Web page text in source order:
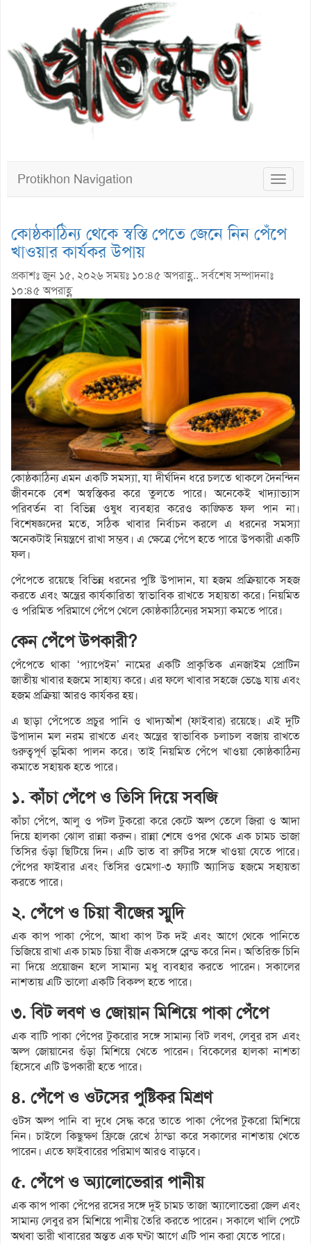
Toggle
Protikhon Navigation
কোষ্ঠকাঠিন্য থেকে স্বস্তি পেতে জেনে নিন পেঁপে
খাওয়ার কার্যকর উপায়
প্রকাশঃ জুন ১৫, ২০২৬ সময়ঃ ১০:৪৫ অপরাহ্ণ.. সর্বশেষ সম্পাদনাঃ
১০:৪৫ অপরাহ্ণ
কোষ্ঠকাঠিন্য এমন একটি সমস্যা, যা দীর্ঘদিন ধরে চলতে থাকলে দৈনন্দিন
জীবনকে বেশ অস্বস্তিকর করে তুলতে পারে। অনেকেই খাদ্যাভ্যাস
পরিবর্তন বা বিভিন্ন ওষুধ ব্যবহার করেও কাঙ্ক্ষিত ফল পান না।
বিশেষজ্ঞদের মতে, সঠিক খাবার নির্বাচন করলে এ ধরনের সমস্যা
অনেকটাই নিয়ন্ত্রণে রাখা সম্ভব। এ ক্ষেত্রে পেঁপে হতে পারে উপকারী একটি
ফল।
পেঁপেতে রয়েছে বিভিন্ন ধরনের পুষ্টি উপাদান, যা হজম প্রক্রিয়াকে সহজ
করতে এবং অন্ত্রের কার্যকারিতা স্বাভাবিক রাখতে সহায়তা করে। নিয়মিত
ও পরিমিত পরিমাণে পেঁপে খেলে কোষ্ঠকাঠিন্যের সমস্যা কমতে পারে।
কেন পেঁপে উপকারী?
পেঁপেতে থাকা ‘প্যাপেইন’ নামের একটি প্রাকৃতিক এনজাইম প্রোটিন
জাতীয় খাবার হজমে সাহায্য করে। এর ফলে খাবার সহজে ভেঙে যায় এবং
হজম প্রক্রিয়া আরও কার্যকর হয়।
এ ছাড়া পেঁপেতে প্রচুর পানি ও খাদ্যআঁশ (ফাইবার) রয়েছে। এই দুটি
উপাদান মল নরম রাখতে এবং অন্ত্রের স্বাভাবিক চলাচল বজায় রাখতে
গুরুত্বপূর্ণ ভূমিকা পালন করে। তাই নিয়মিত পেঁপে খাওয়া কোষ্ঠকাঠিন্য
কমাতে সহায়ক হতে পারে।
১. কাঁচা পেঁপে ও তিসি দিয়ে সবজি
কাঁচা পেঁপে, আলু ও পটল টুকরো করে কেটে অল্প তেলে জিরা ও আদা
দিয়ে হালকা ঝোল রান্না করুন। রান্না শেষে ওপর থেকে এক চামচ ভাজা
তিসির গুঁড়া ছিটিয়ে দিন। এটি ভাত বা রুটির সঙ্গে খাওয়া যেতে পারে।
পেঁপের ফাইবার এবং তিসির ওমেগা-৩ ফ্যাটি অ্যাসিড হজমে সহায়তা
করতে পারে।
২. পেঁপে ও চিয়া বীজের স্মুদি
এক কাপ পাকা পেঁপে, আধা কাপ টক দই এবং আগে থেকে পানিতে
ভিজিয়ে রাখা এক চামচ চিয়া বীজ একসঙ্গে ব্লেন্ড করে নিন। অতিরিক্ত চিনি
না দিয়ে প্রয়োজন হলে সামান্য মধু ব্যবহার করতে পারেন। সকালের
নাশতায় এটি ভালো একটি বিকল্প হতে পারে।
৩. বিট লবণ ও জোয়ান মিশিয়ে পাকা পেঁপে
এক বাটি পাকা পেঁপের টুকরোর সঙ্গে সামান্য বিট লবণ, লেবুর রস এবং
অল্প জোয়ানের গুঁড়া মিশিয়ে খেতে পারেন। বিকেলের হালকা নাশতা
হিসেবে এটি উপকারী হতে পারে।
৪. পেঁপে ও ওটসের পুষ্টিকর মিশ্রণ
ওটস অল্প পানি বা দুধে সেদ্ধ করে তাতে পাকা পেঁপের টুকরো মিশিয়ে
নিন। চাইলে কিছুক্ষণ ফ্রিজে রেখে ঠান্ডা করে সকালের নাশতায় খেতে
পারেন। এতে ফাইবারের পরিমাণ আরও বাড়বে।
৫. পেঁপে ও অ্যালোভেরার পানীয়
এক কাপ পাকা পেঁপের রসের সঙ্গে দুই চামচ তাজা অ্যালোভেরা জেল এবং
সামান্য লেবুর রস মিশিয়ে পানীয় তৈরি করতে পারেন। সকালে খালি পেটে
অথবা ভারী খাবারের অন্তত এক ঘণ্টা আগে এটি পান করা যেতে পারে।